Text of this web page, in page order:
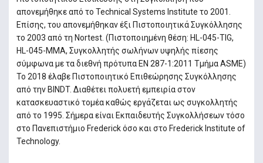
απονεμήθηκε από το Technical Systems Institute το 2001.
Επίσης, του απονεμήθηκαν έξι Πιστοποιητικά Συγκόλλησης
το 2003 από τη Nortest. (Πιστοποιημένη θέση: HL-045-TIG,
HL-045-MMA, Συγκολλητής σωλήνων υψηλής πίεσης
σύμφωνα με τα διεθνή πρότυπα EN 287-1:2011 Τμήμα ASME)
Το 2018 έλαβε Πιστοποιητικό Επιθεώρησης Συγκόλλησης
από την BINDT. Διαθέτει πολυετή εμπειρία στον
κατασκευαστικό τομέα καθώς εργάζεται ως συγκολλητής
από το 1995. Σήμερα είναι Εκπαιδευτής Συγκολλήσεων τόσο
στο Πανεπιστήμιο Frederick όσο και στο Frederick Institute of
Technology.